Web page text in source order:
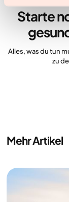
Starte
Alles, was du tun
zu
Mehr Artikel